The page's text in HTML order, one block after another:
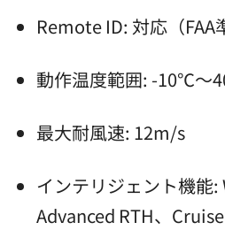
Remote ID: 対応（FAA
動作温度範囲: -10℃～
最大耐風速: 12m/s
インテリジェント機能:
Advanced RTH、